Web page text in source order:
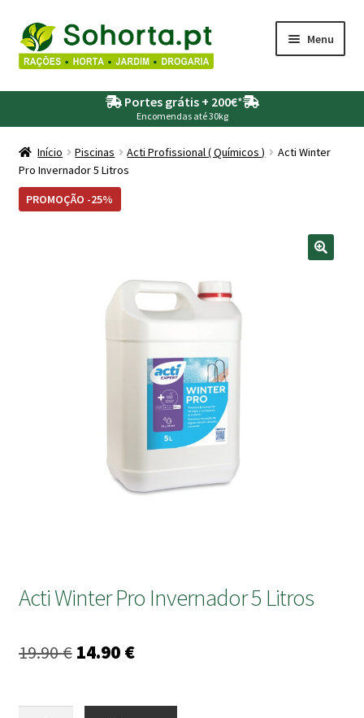
Ir
para
a
navegação
Saltar
para
o
conteúdo
Menu
Agricultura
Drogaria
Portes grátis + 200€*
Encomendas até 30kg
Início Piscinas Acti Profissional ( Químicos )
Acti Winter
Pro Invernador 5 Litros
PROMOÇÃO -25%
Acti Winter Pro Invernador 5 Litros
19.90€ O
original
14.90 €O
atual